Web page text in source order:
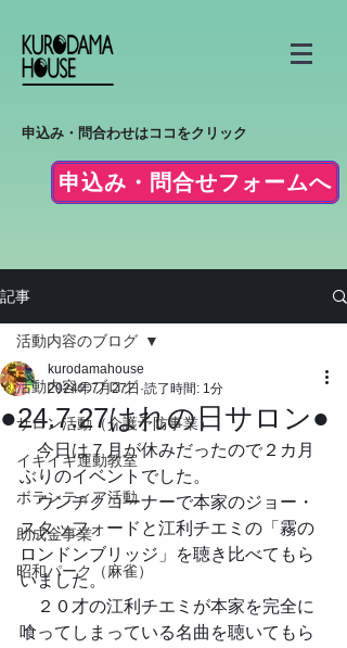
申込み・問合わせはココをクリック
申込み・問合せフォームへ
記事
活動内容のブログ
サロン活動（介護予防事業）
イキイキ運動教室
ボランティア活動
助成金事業
昭和パーク（麻雀）
活動内容のブログ
●24.7.27はれの日サロン●
kurodamahouse
2024年7月27日 読了時間: 1分
今日は７月が休みだったので２カ月
ぶりのイベントでした。
ウンチクコーナーで本家のジョー・
スタッフォードと江利チエミの「霧の
ロンドンブリッジ」を聴き比べてもら
いました。
２０才の江利チエミが本家を完全に
喰ってしまっている名曲を聴いてもら